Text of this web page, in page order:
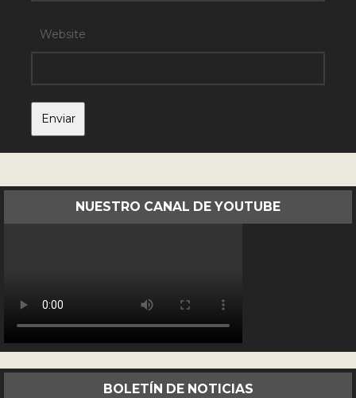
Website
NUESTRO CANAL DE YOUTUBE
BOLETÍN DE NOTICIAS